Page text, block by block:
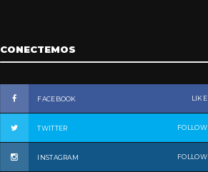
CONECTEMOS
FACEBOOK LIKE
TWITTER FOLLOW
INSTAGRAM FOLLOW